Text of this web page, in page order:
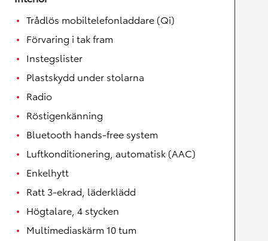
Trådlös mobiltelefonladdare (Qi)
Förvaring i tak fram
Instegslister
Plastskydd under stolarna
Radio
Röstigenkänning
Bluetooth hands-free system
Luftkonditionering, automatisk (AAC)
Enkelhytt
Ratt 3-ekrad, läderklädd
Högtalare, 4 stycken
Multimediaskärm 10 tum